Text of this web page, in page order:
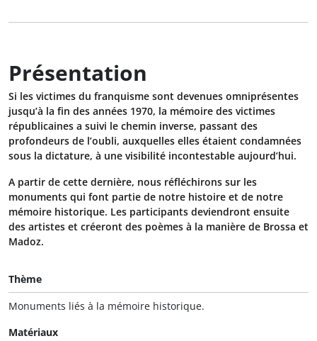
Présentation
Si les victimes du franquisme sont devenues omniprésentes
jusqu’à la fin des années 1970, la mémoire des victimes
républicaines a suivi le chemin inverse, passant des
profondeurs de l’oubli, auxquelles elles étaient condamnées
sous la dictature, à une visibilité incontestable aujourd’hui.
A partir de cette dernière, nous réfléchirons sur les
monuments qui font partie de notre histoire et de notre
mémoire historique. Les participants deviendront ensuite
des artistes et créeront des poèmes à la manière de Brossa et
Madoz.
Thème
Monuments liés à la mémoire historique.
Matériaux